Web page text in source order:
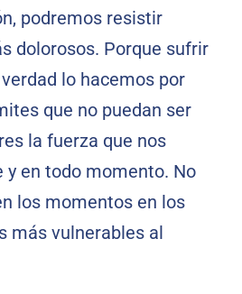
podremos resistir
dolorosos. Porque sufrir
lo hacemos por
que no puedan ser
la fuerza que nos
y en todo momento. No
los momentos en los
más vulnerables al